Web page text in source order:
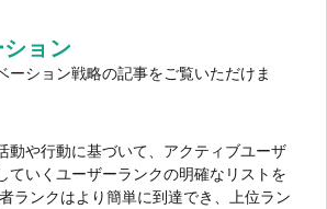
ョン
ーション戦略の記事をご覧いただけま
動や行動に基づいて、アクティブユーザ
ていくユーザーランクの明確なリストを
ランクはより簡単に到達でき、上位ラン